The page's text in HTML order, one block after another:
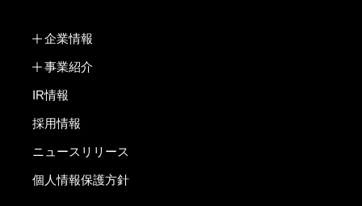
企業情報
事業紹介
IR情報
採用情報
ニュースリリース
個人情報保護方針